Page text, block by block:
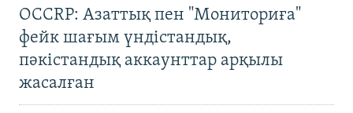
OCCRP: Азаттық пен "Мониториға"
фейк шағым үндістандық,
пәкістандық аккаунттар арқылы
жасалған